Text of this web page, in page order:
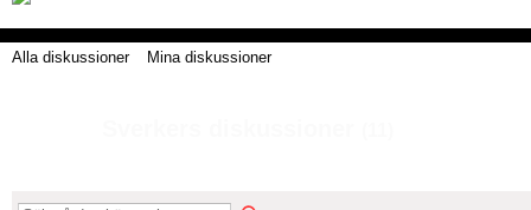
Alla diskussioner Mina diskussioner